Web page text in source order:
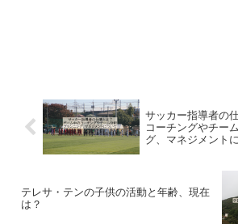
サッカー指導者の
コーチングやチー
グ、マネジメント
テレサ・テンの子供の活動と年齢、現在
は？